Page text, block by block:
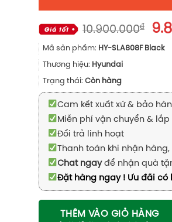
10.900.000₫
gốc
là:
Mã sản phẩm: HY-SLA808F Black
Thương hiệu: Hyundai
Trạng thái: Còn hàng
Cam kết xuất xứ & bảo
Miễn phí vận chuyển &
Đổi trả linh hoạt
Thanh toán khi nhận hàng,
Chat ngayđể nhận quà
Đặt hàng ngay ! Ưu đãi có
THÊM VÀO GIỎ HÀNG